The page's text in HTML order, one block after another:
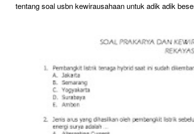
tentang soal usbn kewirausahaan untuk adik adik